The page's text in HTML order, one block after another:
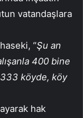
vatandaşlara
“Şu an
400 bine
köyde, köy
hak